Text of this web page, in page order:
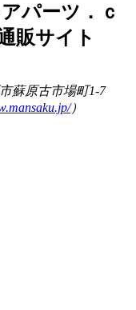
パーツ．ｃ
販サイト
蘇原古市場町1-7
）